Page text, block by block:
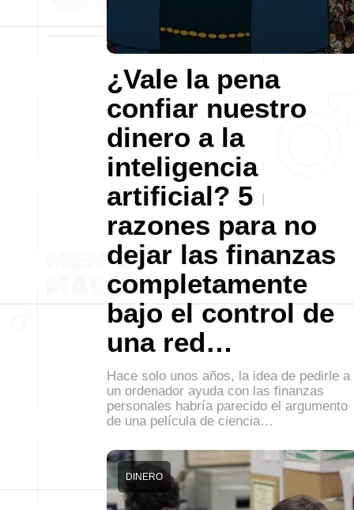
¿Vale la pena
confiar nuestro
dinero a la
inteligencia
artificial? 5
razones para no
dejar las finanzas
completamente
bajo el control de
una red…
Hace solo unos años, la idea de pedirle a
un ordenador ayuda con las finanzas
personales habría parecido el argumento
de una película de ciencia…
DINERO